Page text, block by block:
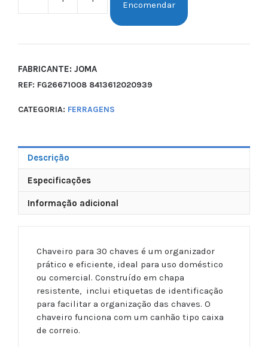
Encomendar
FABRICANTE: JOMA
REF: FG26671008 8413612020939
CATEGORIA: FERRAGENS
Descrição
Especificações
Informação adicional
Chaveiro para 30 chaves é um organizador
prático e eficiente, ideal para uso doméstico
ou comercial. Construído em chapa
resistente, inclui etiquetas de identificação
para facilitar a organização das chaves. O
chaveiro funciona com um canhão tipo caixa
de correio.